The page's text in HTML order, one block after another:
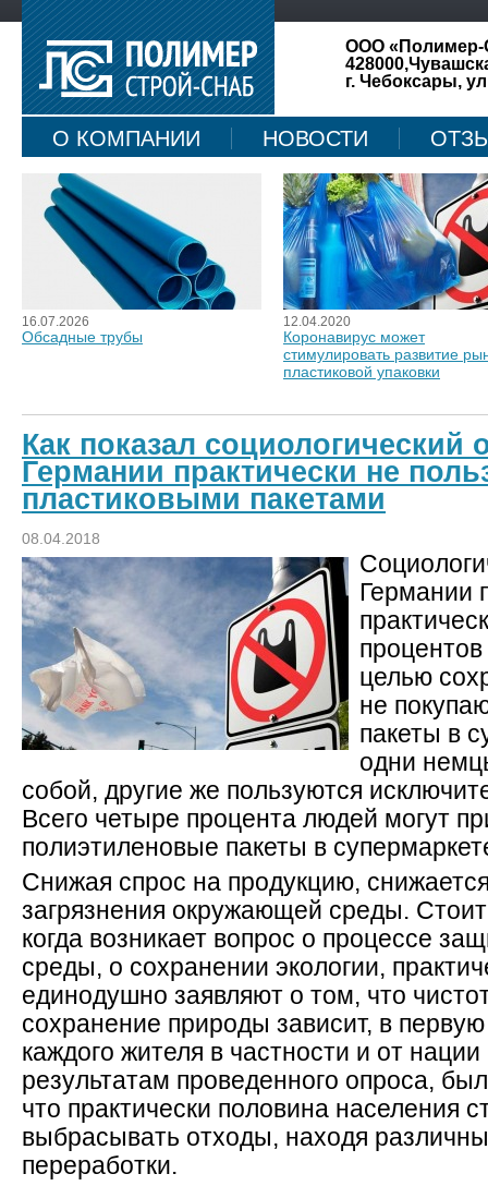
ООО «Полимер-
г. Чебоксары,
О КОМПАНИИ НОВОСТИ
КАРТА САЙТА
16.07.2026
Обсадные трубы
12.04.2020
Коронавирус может
стимулировать развитие
пластиковой упаковки
Как показал социологический
Германии практически не
пластиковыми пакетами
08.04.2018
Германии
целью
не
пакеты в
одни
собой, другие же пользуются
Всего четыре процента людей могут
полиэтиленовые пакеты в
Снижая спрос на продукцию,
загрязнения окружающей среды.
когда возникает вопрос о процессе
среды, о сохранении экологии,
единодушно заявляют о том, что
сохранение природы зависит, в
каждого жителя в частности и от
результатам проведенного опроса,
что практически половина населения
выбрасывать отходы, находя
переработки.